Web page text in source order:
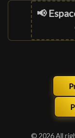
📢
© 2026 All